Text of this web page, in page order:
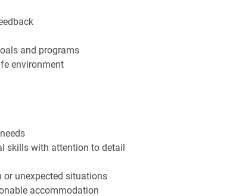
and programs
environment
skills with attention to detail
or unexpected situations
accommodation